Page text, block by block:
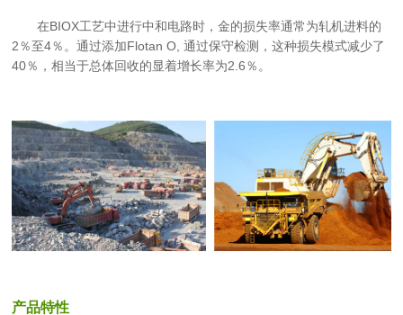
在BIOX工艺中进行中和电路时，金的损失率通常为轧机进料的
2％至4％。通过添加Flotan O, 通过保守检测，这种损失模式减少了
40％，相当于总体回收的显着增长率为2.6％。
产品特性